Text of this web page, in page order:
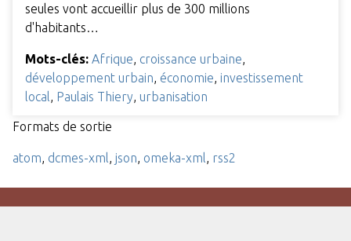
seules vont accueillir plus de 300 millions
d'habitants…
Mots-clés: Afrique croissance urbaine
développement urbain économie investissement
local
Paulais Thiery urbanisation
Formats de sortie
atom dcmes-xml json omeka-xml rss2